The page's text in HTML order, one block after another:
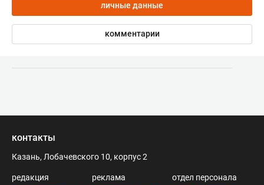
личные данные
комментарии
контакты
Казань, Лобачевского 10, корпус 2
редакция
реклама
отдел персонала